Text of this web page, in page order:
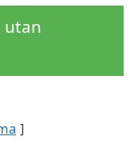
utan